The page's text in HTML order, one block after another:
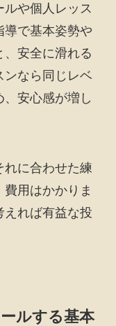
や個人レッス
導で基本姿勢や
安全に滑れる
ンなら同じレベ
安心感が増し
れに合わせた練
用はかかりま
えれば有益な投
ルする基本